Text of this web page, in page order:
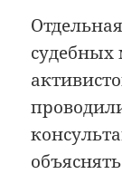
судебных